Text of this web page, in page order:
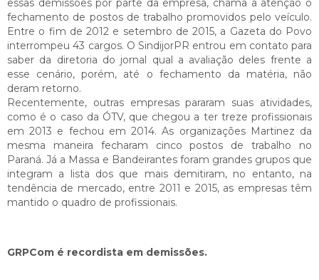
essas demissões por parte da empresa, chama a atenção o
fechamento de postos de trabalho promovidos pelo veículo.
Entre o fim de 2012 e setembro de 2015, a Gazeta do Povo
interrompeu 43 cargos. O SindijorPR entrou em contato para
saber da diretoria do jornal qual a avaliação deles frente a
esse cenário, porém, até o fechamento da matéria, não
deram retorno.
Recentemente, outras empresas pararam suas atividades,
como é o caso da ÓTV, que chegou a ter treze profissionais
em 2013 e fechou em 2014. As organizações Martinez da
mesma maneira fecharam cinco postos de trabalho no
Paraná. Já a Massa e Bandeirantes foram grandes grupos que
integram a lista dos que mais demitiram, no entanto, na
tendência de mercado, entre 2011 e 2015, as empresas têm
mantido o quadro de profissionais.
GRPCom é recordista em demissões.